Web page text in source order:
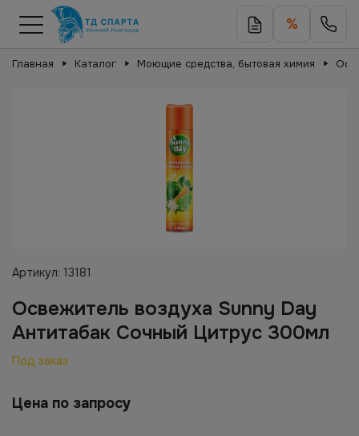
%
Главная Каталог Моющие средства, бытовая химия
Артикул: 13181
Освежитель воздуха Sunny Day
Антитабак Сочный Цитрус 300мл
Под заказ
Цена по запросу